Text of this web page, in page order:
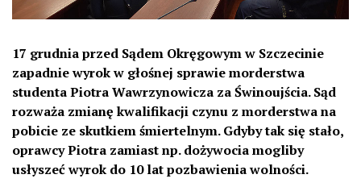
17 grudnia przed Sądem Okręgowym w Szczecinie
zapadnie wyrok w głośnej sprawie morderstwa
studenta Piotra Wawrzynowicza za Świnoujścia. Sąd
rozważa zmianę kwalifikacji czynu z morderstwa na
pobicie ze skutkiem śmiertelnym. Gdyby tak się stało,
oprawcy Piotra zamiast np. dożywocia mogliby
usłyszeć wyrok do 10 lat pozbawienia wolności.